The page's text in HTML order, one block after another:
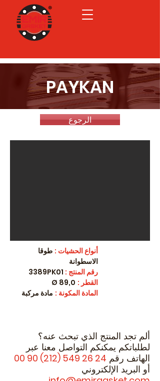
PAYKAN
الرجوع
أنواع الحشيات : طوقا
الاسطوانة
رقم المنتج :
القطر :
89,0 Ø
المادة المكونة : مادة مركبة
ألم تجد المنتج الذي تبحث عنه؟
لطلباتكم يمكنكم التواصل معنا عبر
الهاتف رقم 24 26 549 (212) 90 00
أو البريد الإلكتروني